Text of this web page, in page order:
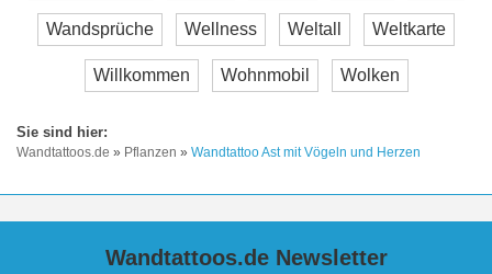
Wandsprüche Wellness Weltall Weltkarte
Willkommen Wohnmobil Wolken
Wandtattoos.de » Pflanzen » Wandtattoo Ast mit Vögeln und Herzen
Wandtattoos.de Newsletter